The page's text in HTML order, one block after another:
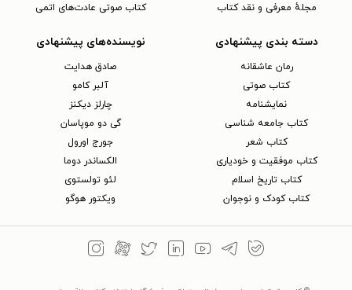
مجلهٔ معرفی و نقد کتاب
کتاب صوتی عادت‌های اتمی
دسته بندی پیشنهادی
رمان عاشقانه
کتاب‌ صوتی
نمایشنامه
کتاب جامعه شناسی
کتاب شعر
کتاب موفقیت و خودیاری
کتاب تاریخ اسلام
کتاب کودک و نوجوان
نویسنده‌های پیشنهادی
صادق هدایت
آلبر کامو
چارلز دیکنز
گی دو موپاسان
جورج اورول
الکساندر دوما
لئو تولستوی
ویکتور هوگو